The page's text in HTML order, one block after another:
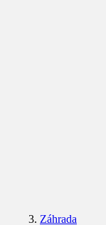
Záhrada